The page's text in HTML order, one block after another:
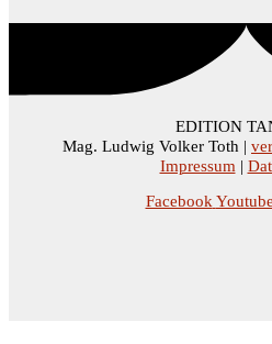
EDITION
Mag. Ludwig Volker Toth |
Impressum |
Facebook Youtube